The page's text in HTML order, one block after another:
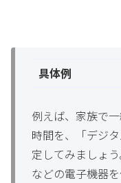
具体例
例えば、家族で
時間を、「デジ
定してみましょ
などの電子機器